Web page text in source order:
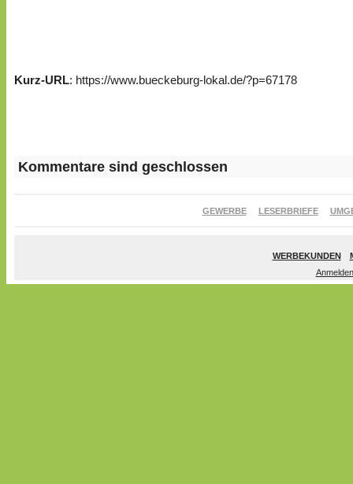
Kurz-URL: https://www.bueckeburg-lokal.de/?p=67178
Kommentare sind geschlossen
GEWERBE LESERBRIEFE
WERBEKUNDEN
Anmelden